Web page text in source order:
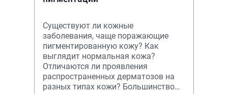
Существуют ли кожные
заболевания, чаще поражающие
пигментированную кожу? Как
выглядит нормальная кожа?
Отличаются ли проявления
распространенных дерматозов на
разных типах кожи? Большинство